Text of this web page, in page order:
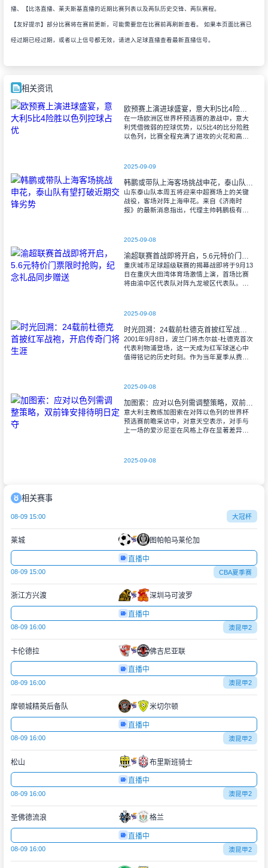
播、【比洛直播、莱夫斯基直播的近期比赛列表以及两队历史交锋、两队赛程。
【友好提示】部分比赛将在赛前更新，可能需要您在比赛前再刷新查看。 如果本页面比赛已
经过期已经过期，或者以上信号都无效，请进入足球直播查看最新直播信号。
相关资讯
欧预赛上演进球盛宴，意大利5比4险胜以色列控球占优
在一场欧洲区世界杯预选赛的激战中，意大
利凭借微弱的控球优势，以5比4的比分险胜
以色列，比赛全程充满了进攻的火花和高效
2025-09-09
山东泰山队本周五将迎来中超赛场上的关键
战役，客场对阵上海申花。来自《济南时
报》的最新消息指出，代理主帅韩鹏极有可
验。
2025-09-08
渝超联赛首战即将开启，5.6元特价门票限时抢购，纪念礼品同步赠送
重庆城市足球超级联赛的揭幕战即将于9月13
日在重庆大田湾体育场激情上演，首场比赛
将由渝中区代表队对阵九龙坡区代表队。据
2025-09-08
时光回溯：24载前杜德克首披红军战袍，开启传奇门将生涯
2001年9月8日，波兰门将杰尔兹-杜德克首次
代表利物浦登场，这一天成为红军球迷心中
值得铭记的历史时刻。作为当年夏季从费耶
2025-09-08
加图索：应对以色列需调整策略，双前锋安排待明日定夺
意大利主教练加图索在对阵以色列的世界杯
预选赛前瞻采访中，对意天空表示，对手与
上一场的爱沙尼亚在风格上存在显著差异。
出色的
2025-09-08
相关赛事
08-09 15:00 大冠杯
莱城 图帕帕马莱伦加
直播中
08-09 15:00 CBA夏季赛
浙江方兴渡 深圳马可波罗
直播中
08-09 16:00 澳昆甲2
卡伦德拉 佛吉尼亚联
直播中
08-09 16:00 澳昆甲2
摩顿城精英后备队 米切尔顿
直播中
08-09 16:00 澳昆甲2
松山 布里斯班骑士
直播中
08-09 16:00 澳昆甲2
圣佛德流浪 格兰
直播中
08-09 16:00 澳昆甲2